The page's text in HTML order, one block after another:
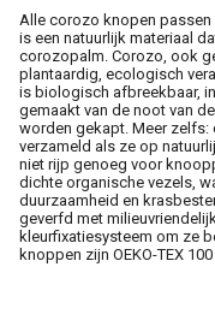
Alle corozo knopen
is een natuurlijk materiaal
corozopalm. Corozo, ook
plantaardig, ecologisch
is biologisch afbreekbaar,
gemaakt van de noot van
worden gekapt. Meer zelfs:
verzameld als ze op
niet rijp genoeg voor
dichte organische vezels,
duurzaamheid en
geverfd met
kleurfixatiesysteem om ze
knoppen zijn OEKO-TEX